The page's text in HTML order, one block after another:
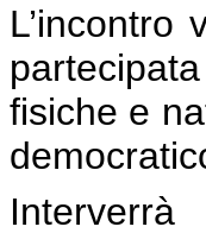
fisiche e